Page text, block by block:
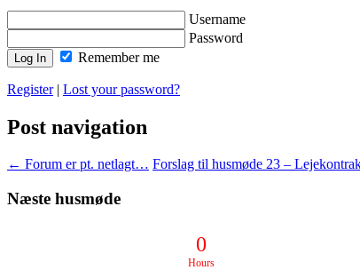
Username
Password
Remember me
Register| Lost your password?
Post navigation
← Forum er pt. netlagt… Forslag til husmøde 23 –
Næste husmøde
0
Hours